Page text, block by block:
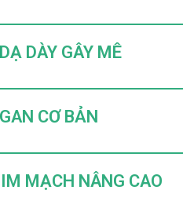
DÀY GÂY MÊ
CƠ BẢN
MẠCH NÂNG CAO